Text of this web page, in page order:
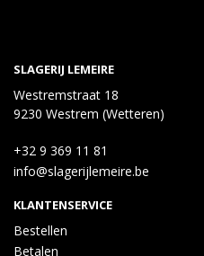
SLAGERIJ LEMEIRE
Westremstraat 18
9230 Westrem (Wetteren)
+32 9 369 11 81
info@slagerijlemeire.be
KLANTENSERVICE
Bestellen
Betalen